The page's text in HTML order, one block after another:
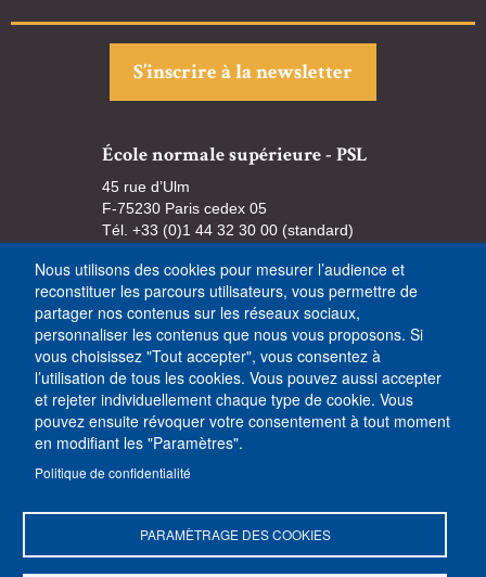
S’inscrire à la newsletter
École normale supérieure - PSL
45 rue d’Ulm
F-75230 Paris cedex 05
Tél. +33 (0)1 44 32 30 00 (standard)
Nous utilisons des cookies pour mesurer l’audience et
reconstituer les parcours utilisateurs, vous permettre de
partager nos contenus sur les réseaux sociaux,
personnaliser les contenus que nous vous proposons. Si
vous choisissez "Tout accepter", vous consentez à
l’utilisation de tous les cookies. Vous pouvez aussi accepter
et rejeter individuellement chaque type de cookie. Vous
pouvez ensuite révoquer votre consentement à tout moment
en modifiant les "Paramètres".
Politique de confidentialité
PARAMÈTRAGE DES COOKIES